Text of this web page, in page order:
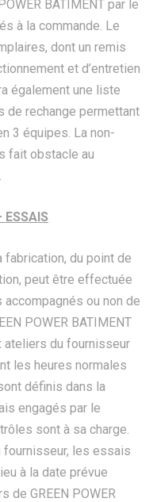
BATIMENT par le
à la commande. Le
dont un remis
et d’entretien
également une liste
de rechange permettant
3 équipes. La non-
fait obstacle au
ESSAIS
fabrication, du point de
peut être effectuée
ou non de
POWER BATIMENT
ateliers du fournisseur
les heures normales
définis dans la
engagés par le
sont à sa charge.
fournisseur, les essais
à la date prévue
de GREEN POWER